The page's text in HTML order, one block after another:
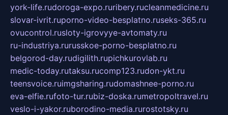
york-life.rudoroga-expo.ruribery.rucleanmedicine.ru
slovar-ivrit.ruporno-video-besplatno.ruseks-365.ru
ovucontrol.rusloty-igrovyye-avtomaty.ru
ru-industriya.rurusskoe-porno-besplatno.ru
belgorod-day.rudigilith.rupichkurovlab.ru
medic-today.rutaksu.rucomp123.rudon-ykt.ru
teensvoice.ruimgsharing.rudomashnee-porno.ru
eva-elfie.rufoto-tur.rubiz-doska.rumetropoltravel.ru
veslo-i-yakor.ruborodino-media.rurostotsky.ru